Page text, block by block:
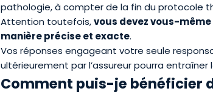
pathologie, à compter de la fin du protocole
Attention toutefois,vous devez vous-mê
manière précise et exacte.
Vos réponses engageant votre seule
ultérieurement par l’assureur pourra
Comment puis-je bénéficier